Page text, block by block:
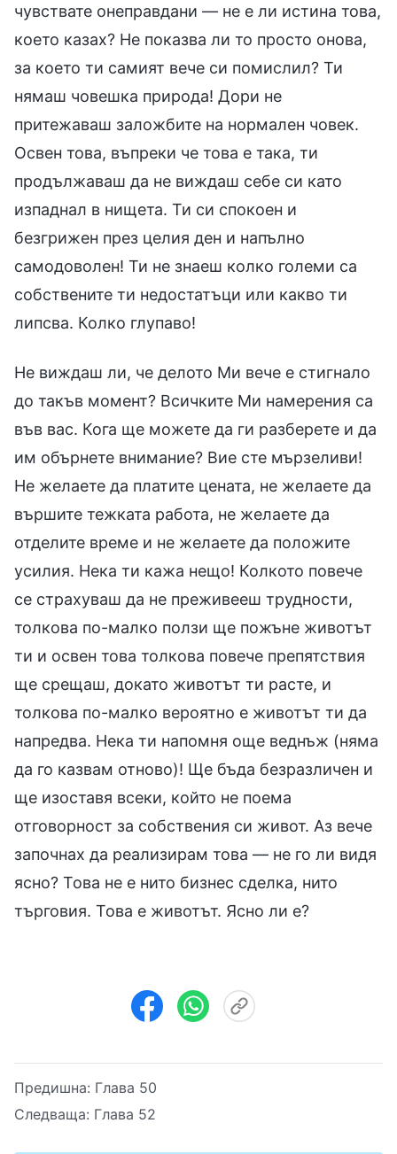
чувствате онеправдани — не е ли истина това,
което казах? Не показва ли то просто онова,
за което ти самият вече си помислил? Ти
нямаш човешка природа! Дори не
притежаваш заложбите на нормален човек.
Освен това, въпреки че това е така, ти
продължаваш да не виждаш себе си като
изпаднал в нищета. Ти си спокоен и
безгрижен през целия ден и напълно
самодоволен! Ти не знаеш колко големи са
собствените ти недостатъци или какво ти
липсва. Колко глупаво!
Не виждаш ли, че делото Ми вече е стигнало
до такъв момент? Всичките Ми намерения са
във вас. Кога ще можете да ги разберете и да
им обърнете внимание? Вие сте мързеливи!
Не желаете да платите цената, не желаете да
вършите тежката работа, не желаете да
отделите време и не желаете да положите
усилия. Нека ти кажа нещо! Колкото повече
се страхуваш да не преживееш трудности,
толкова по-малко ползи ще пожъне животът
ти и освен това толкова повече препятствия
ще срещаш, докато животът ти расте, и
толкова по-малко вероятно е животът ти да
напредва. Нека ти напомня още веднъж (няма
да го казвам отново)! Ще бъда безразличен и
ще изоставя всеки, който не поема
отговорност за собствения си живот. Аз вече
започнах да реализирам това — не го ли видя
ясно? Това не е нито бизнес сделка, нито
търговия. Това е животът. Ясно ли е?
Предишна: Глава 50
Следваща: Глава 52